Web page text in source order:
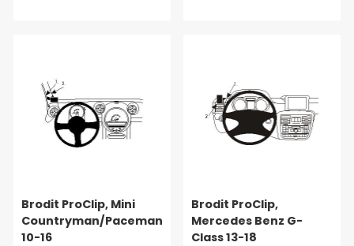
Brodit ProClip, Mini
Countryman/Paceman
10-16
Brodit ProClip,
Mercedes Benz G-
Class 13-18